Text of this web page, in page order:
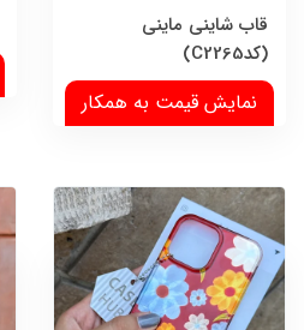
قاب شاینی ماینی
(کدC2265)
نمایش قیمت به همکار